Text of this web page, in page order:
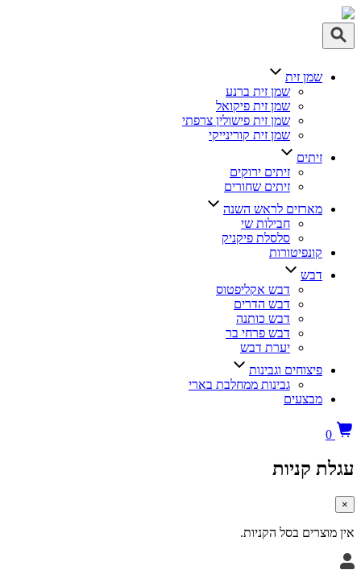
זית
שמן זית ברנע
שמן זית פיקואל
שמן זית פישולין צרפתי
שמן זית קורינייקי
זיתים ירוקים
זיתים שחורים
לראש השנה
חבילות שי
סלסלת פיקניק
דבש אקליפטוס
דבש הדרים
דבש כותנה
דבש פרחי בר
יערת דבש
וגבינות
גבינות ממחלבת בארי
בסל הקניות.